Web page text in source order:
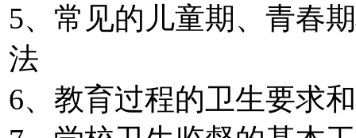
5、常见的儿童期、青春
法
6、教育过程的卫生要求